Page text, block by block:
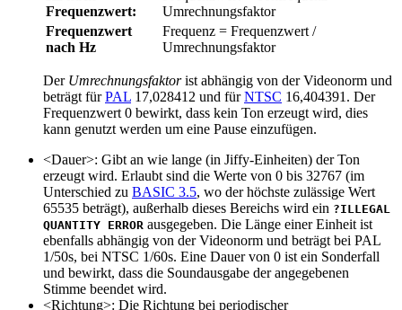
Frequenzwert:
Umrechnungsfaktor
Frequenzwert
nach Hz
Frequenz = Frequenzwert /
Umrechnungsfaktor
Der Umrechnungsfaktorist abhängig von der Videonorm und
beträgt fürPAL 17,028412 und fürNTSC 16,404391. Der
Frequenzwert 0 bewirkt, dass kein Ton erzeugt wird, dies
kann genutzt werden um eine Pause einzufügen.
<Dauer>: Gibt an wie lange (in Jiffy-Einheiten) der Ton
erzeugt wird. Erlaubt sind die Werte von 0 bis 32767 (im
Unterschied zu BASIC 3.5, wo der höchste zulässige Wert
65535 beträgt), außerhalb dieses Bereichs wird ein ?ILLEGAL
QUANTITY ERROR ausgegeben. Die Länge einer Einheit ist
ebenfalls abhängig von der Videonorm und beträgt bei PAL
1/50s, bei NTSC 1/60s. Eine Dauer von 0 ist ein Sonderfall
und bewirkt, dass die Soundausgabe der angegebenen
Stimme beendet wird.
<Richtung>: Die Richtung bei periodischer